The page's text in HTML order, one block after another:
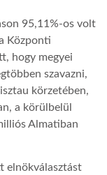
95,11%-os volt
Központi
hogy megyei
szavazni,
körzetében,
a körülbelül
Almatiban
elnökválasztást